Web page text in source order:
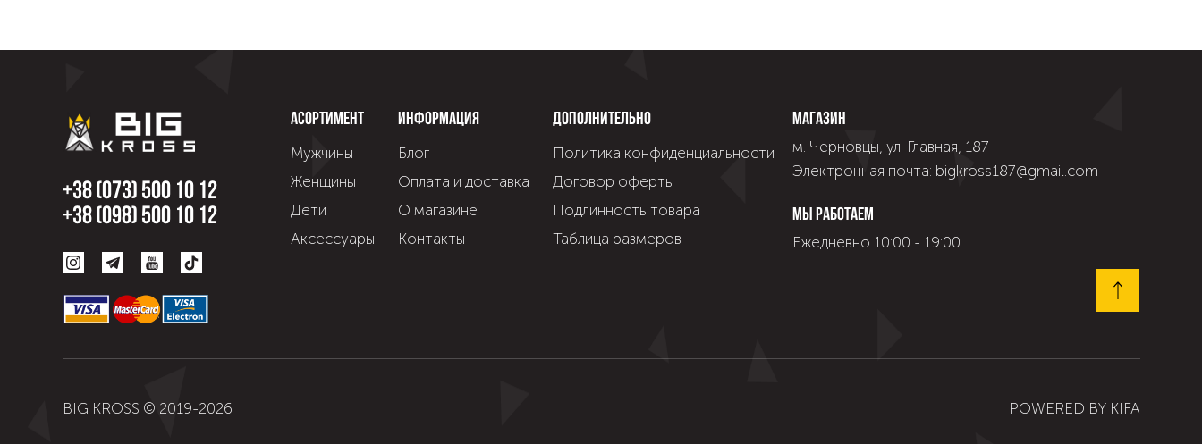
+38 (073) 500 10 12
+38 (098) 500 10 12
Асортимент
Мужчины
Женщины
Дети
Аксессуары
Информация
Блог
Оплата и доставка
О магазине
Контакты
Дополнительно
Политика конфиденциальности
Договор оферты
Подлинность товара
Таблица размеров
Магазин
м. Черновцы, ул. Главная, 187
Электронная почта: bigkross187@gmail.com
Мы работаем
Ежедневно 10:00 - 19:00
BIG KROSS © 2019-2026 POWERED BY KIFA